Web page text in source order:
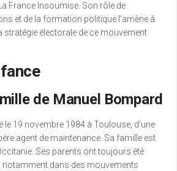
France Insoumise. Son rôle de
et de la formation politique l’amène à
stratégie électorale de ce mouvement
de Manuel Bompard
le 19 novembre 1984 à Toulouse, d’une
agent de maintenance. Sa famille est
Ses parents ont toujours été
notamment dans des mouvements